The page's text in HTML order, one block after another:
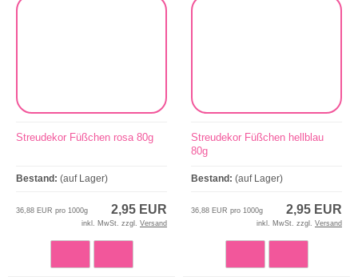
Streudekor Füßchen rosa 80g
Bestand: (auf Lager)
2,95 EUR
36,88 EUR pro 1000g
inkl. MwSt. zzgl. Versand
Streudekor Füßchen hellblau
80g
Bestand: (auf Lager)
2,95 EUR
36,88 EUR pro 1000g
inkl. MwSt. zzgl. Versand